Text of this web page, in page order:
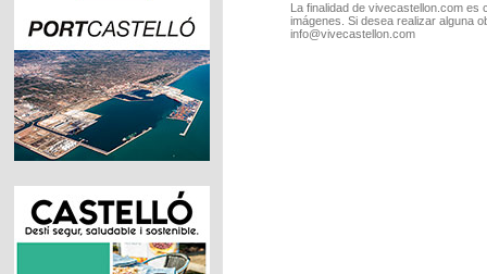
La finalidad de vivecastellon.com
imágenes. Si desea realizar alguna
info@vivecastellon.com